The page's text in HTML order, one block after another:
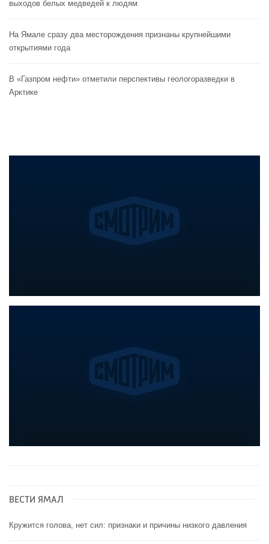
выходов белых медведей к людям
На Ямале сразу два месторождения признаны крупнейшими
открытиями года
В «Газпром нефти» отметили перспективы геологоразведки в
Арктике
ВЕСТИ ЯМАЛ
Кружится голова, нет сил: признаки и причины низкого давления